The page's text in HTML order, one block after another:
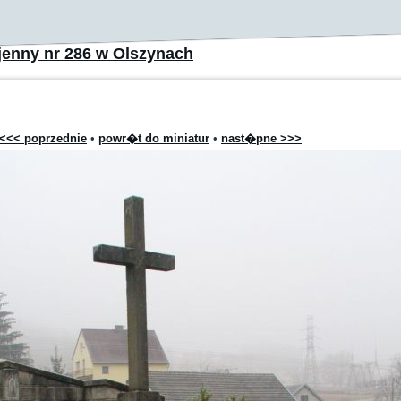
nr 286 w Olszynach
<<< poprzednie • powr�t do miniatur • nast�pne >>>